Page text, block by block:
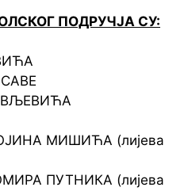
ПОДРУЧЈА СУ:
МИШИЋА (лијева
ПУТНИКА (лијева